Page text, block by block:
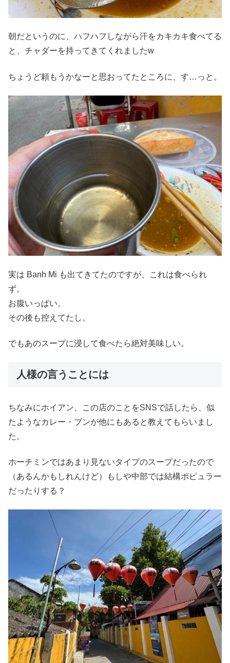
朝だというのに、ハフハフしながら汗をカキカキ食べてる
と、チャダーを持ってきてくれましたw
ちょうど頼もうかなーと思おってたところに、す…っと。
実は Banh Mi も出てきてたのですが、これは食べられ
ず。
お腹いっぱい。
その後も控えてたし。
でもあのスープに浸して食べたら絶対美味しい。
人様の言うことには
ちなみにホイアン、この店のことをSNSで話したら、似
たようなカレー・ブンが他にもあると教えてもらいまし
た。
ホーチミンではあまり見ないタイプのスープだったので
（あるんかもしれんけど）もしや中部では結構ポピュラー
だったりする？